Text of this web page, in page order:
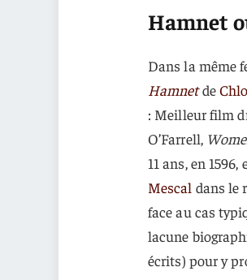
Hamnet
Dans la même
Hamnetde
: Meilleur film
O’Farrell,
11 ans, en
Mescal dans le
face au cas
lacune
écrits) pour y